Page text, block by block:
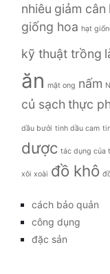
nhiêu giảm cân
giống hoa hạt
kỹ thuật trồng
ăn mật ong nấm
củ sạch thực
dầu bưởi tinh dầu cam
dược tác dụng của
xôi xoài đồ khô
cách bảo quản
công dụng
đặc sản